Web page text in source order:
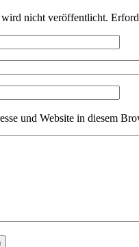
nicht veröffentlicht.
und Website in diesem